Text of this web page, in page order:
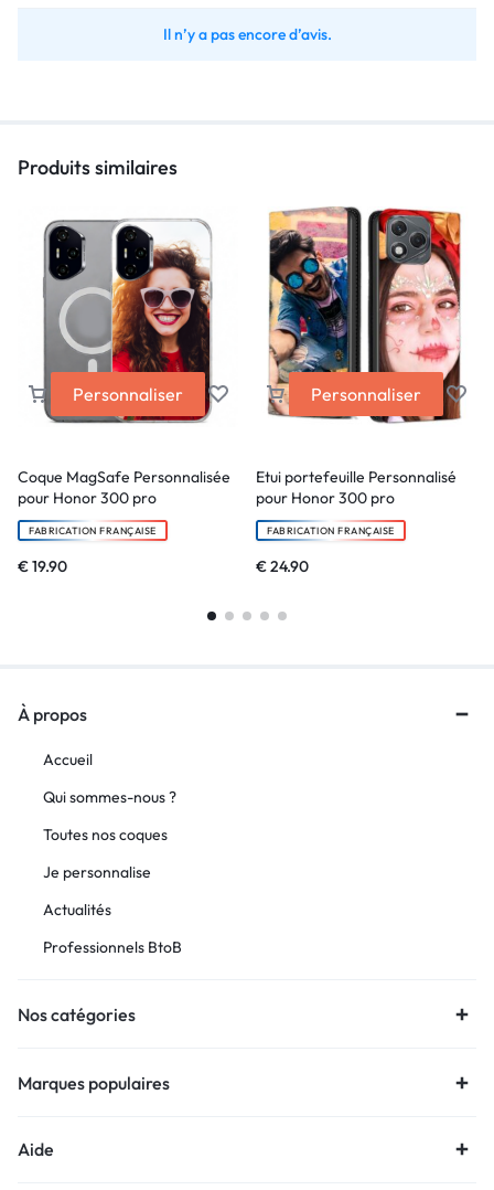
Il n’y a pas encore d’avis.
Produits similaires
Personnaliser
Coque MagSafe Personnalisée
pour Honor 300 pro
FABRICATION FRANÇAISE
€19.90
Personnaliser
Etui portefeuille Personnalisé
pour Honor 300 pro
FABRICATION FRANÇAISE
€24.90
À propos
Accueil
Qui sommes-nous ?
Toutes nos coques
Je personnalise
Actualités
Professionnels BtoB
Nos catégories
Marques populaires
Aide